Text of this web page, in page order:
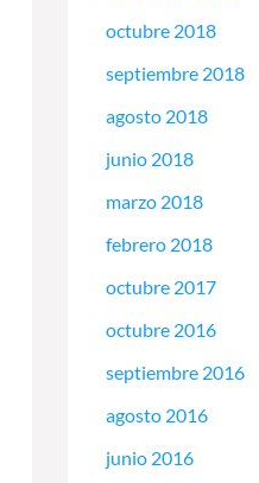
octubre 2018
septiembre 2018
agosto 2018
junio 2018
marzo 2018
febrero 2018
octubre 2017
octubre 2016
septiembre 2016
agosto 2016
junio 2016